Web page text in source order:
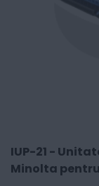
IUP-21 -
Minolta